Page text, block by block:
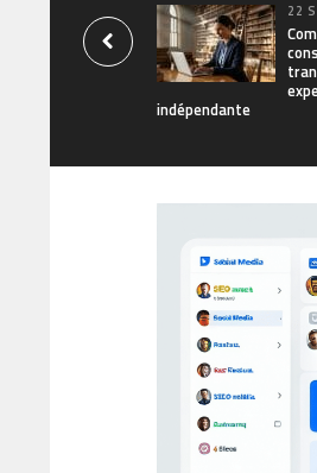
22
indépendante